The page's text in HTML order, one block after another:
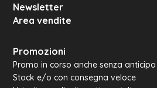
Newsletter
Area vendite
Promozioni
Promo in corso anche senza anticipo
Stock e/o con consegna veloce